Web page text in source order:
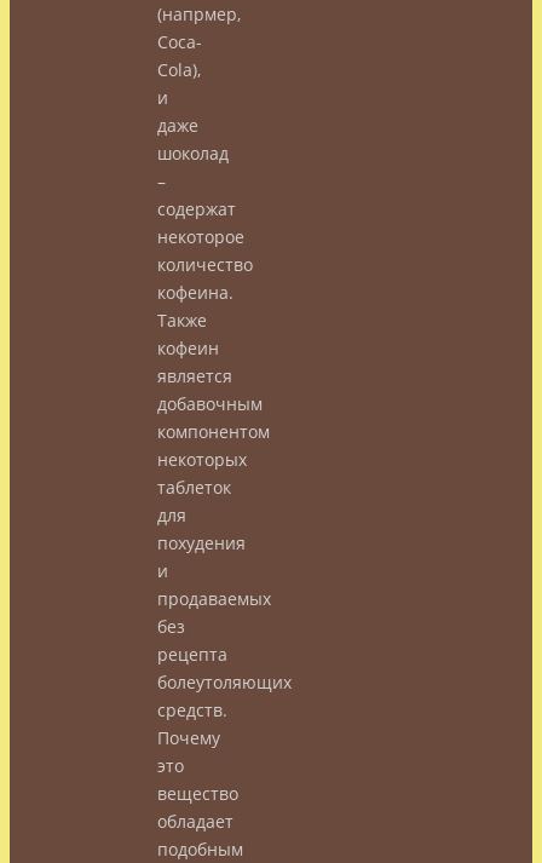
(напрмер,
Coca-
Cola),
и
даже
шоколад
–
содержат
некоторое
количество
кофеина.
Также
кофеин
является
добавочным
компонентом
некоторых
таблеток
для
похудения
и
продаваемых
без
рецепта
болеутоляющих
средств.
Почему
это
вещество
обладает
подобным